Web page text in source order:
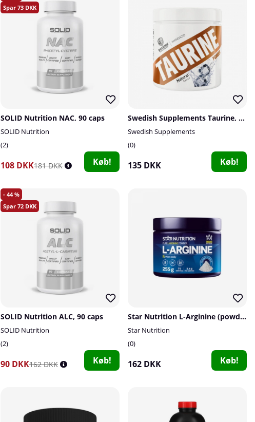
73
SOLID Nutrition NAC, 90 caps
SOLID Nutrition
2
108 DKK181 DKK Køb!
Swedish Supplements Taurine, 200 g
Swedish Supplements
0
135 DKK Køb!
44
72
SOLID Nutrition ALC, 90 caps
SOLID Nutrition
2
90 DKK162 DKK Køb!
Star Nutrition L-Arginine (powder), 255 g
Star Nutrition
0
162 DKK Køb!